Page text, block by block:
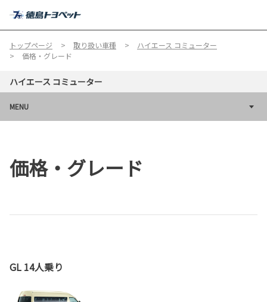
トップページ 取り扱い車種
ハイエース コミューター
価格・グレード
ハイエース コミューター
MENU
価格・グレード
GL 14人乗り